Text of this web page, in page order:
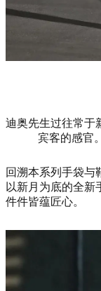
迪奥先生过往常于
宾客的感官
回溯本系列手袋与
以新月为底的全新
件件皆蕴匠心。